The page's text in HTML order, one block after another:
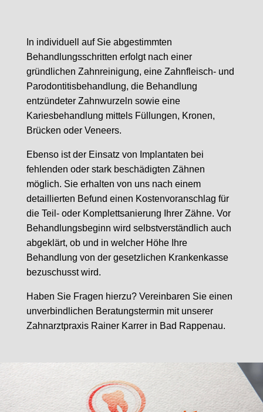
In individuell auf Sie abgestimmten
Behandlungsschritten erfolgt nach einer
gründlichen Zahnreinigung, eine Zahnfleisch- und
Parodontitisbehandlung, die Behandlung
entzündeter Zahnwurzeln sowie eine
Kariesbehandlung mittels Füllungen, Kronen,
Brücken oder Veneers.
Ebenso ist der Einsatz von Implantaten bei
fehlenden oder stark beschädigten Zähnen
möglich. Sie erhalten von uns nach einem
detaillierten Befund einen Kostenvoranschlag für
die Teil- oder Komplettsanierung Ihrer Zähne. Vor
Behandlungsbeginn wird selbstverständlich auch
abgeklärt, ob und in welcher Höhe Ihre
Behandlung von der gesetzlichen Krankenkasse
bezuschusst wird.
Haben Sie Fragen hierzu? Vereinbaren Sie einen
unverbindlichen Beratungstermin mit unserer
Zahnarztpraxis Rainer Karrer in Bad Rappenau.